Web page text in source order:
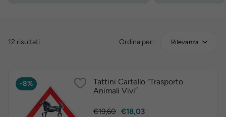
12 risultati Ordina per: Rilevanza
-8%
Tattini Cartello “Trasporto
Animali Vivi”
Prezzo
€19,60 Prezzo
€18,03